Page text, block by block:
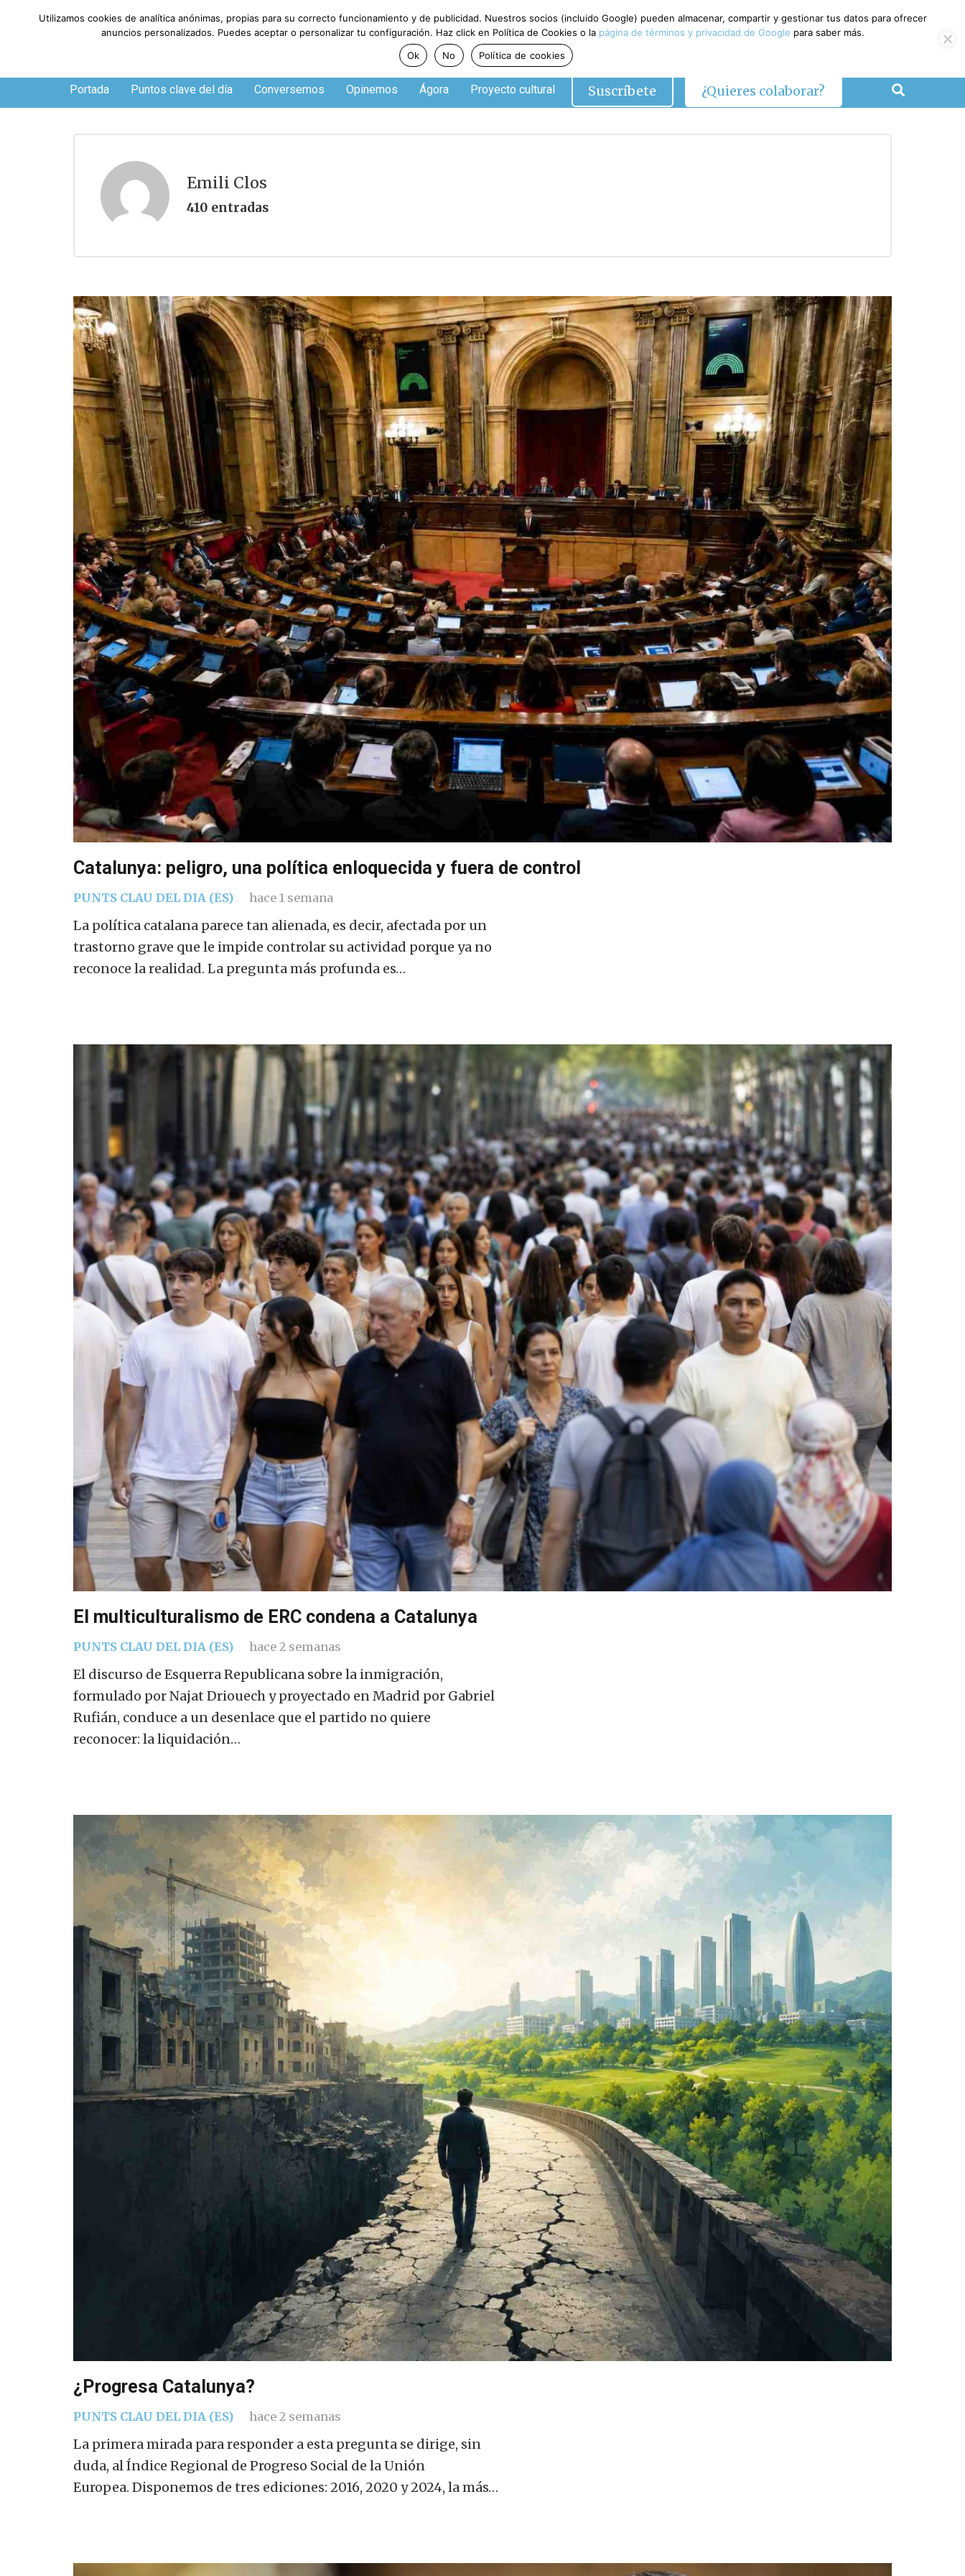
Viernes, 7 de agosto de 2026
Portada Puntos clave del día Conversemos Opinemos Ágora Proyecto cultural Suscríbete ¿Quieres colaborar?
Emili Clos
410 entradas
Catalunya: peligro, una política enloquecida y fuera de control
PUNTS CLAU DEL DIA (ES) hace 1 semana
La política catalana parece tan alienada, es decir, afectada por un
trastorno grave que le impide controlar su actividad porque ya no
reconoce la realidad. La pregunta más profunda es…
El multiculturalismo de ERC condena a Catalunya
PUNTS CLAU DEL DIA (ES) hace 2 semanas
El discurso de Esquerra Republicana sobre la inmigración,
formulado por Najat Driouech y proyectado en Madrid por Gabriel
Rufián, conduce a un desenlace que el partido no quiere
reconocer: la liquidación…
¿Progresa Catalunya?
PUNTS CLAU DEL DIA (ES) hace 2 semanas
La primera mirada para responder a esta pregunta se dirige, sin
duda, al Índice Regional de Progreso Social de la Unión
Europea. Disponemos de tres ediciones: 2016, 2020 y 2024, la más…
Utilizamos cookies de analítica anónimas, propias para su correcto funcionamiento y de publicidad. Nuestros socios (incluido Google) pueden almacenar, compartir y gestionar tus datos para ofrecer
anuncios personalizados. Puedes aceptar o personalizar tu configuración. Haz click en Política de Cookies o la página de términos y privacidad de Google para saber más.
Ok
No Política de cookies